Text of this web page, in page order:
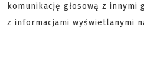
komunikację głosową z
z informacjami wyświetlanymi